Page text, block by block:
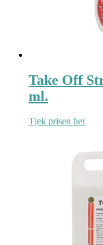
Take Off
ml.
Tjek prisen her